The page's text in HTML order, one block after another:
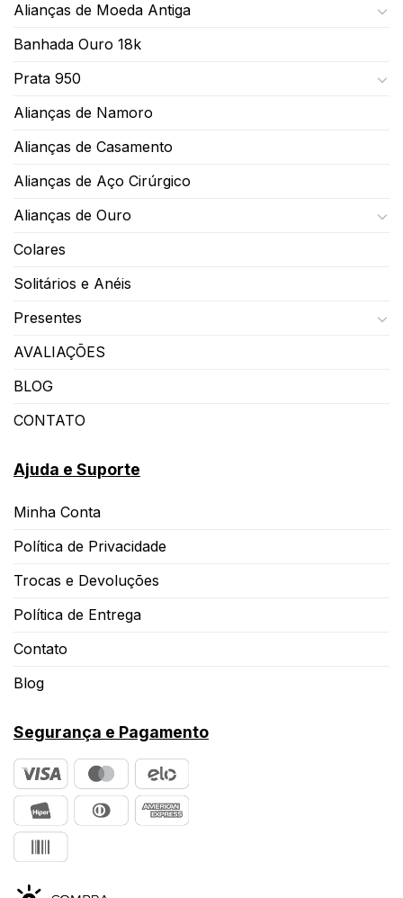
Alianças de Moeda Antiga
Banhada Ouro 18k
Prata 950
Alianças de Namoro
Alianças de Casamento
Alianças de Aço Cirúrgico
Alianças de Ouro
Colares
Solitários e Anéis
Presentes
AVALIAÇÕES
BLOG
CONTATO
Ajuda e Suporte
Minha Conta
Política de Privacidade
Trocas e Devoluções
Política de Entrega
Contato
Blog
Segurança e Pagamento